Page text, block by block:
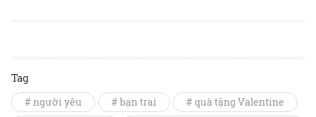
Tag
# người yêu # bạn trai
# quà tặng Valentine